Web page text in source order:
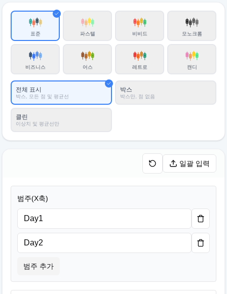
표준 파스텔 비비드 모노크롬
비즈니스 어스 레트로 캔디
전체 표시
박스, 모든 점 및 평균선
박스
박스만, 점 없음
클린
이상치 및 평균선만
일괄 입력
범주(X축)
범주 추가